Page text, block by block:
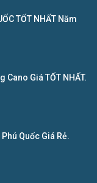
TỐT NHẤT Năm
Cano Giá TỐT NHẤT.
Quốc Giá Rẻ.